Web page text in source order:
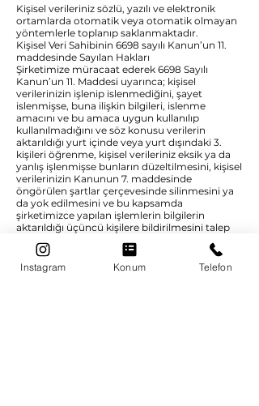
Kişisel verileriniz sözlü, yazılı ve elektronik
ortamlarda otomatik veya otomatik olmayan
yöntemlerle toplanıp saklanmaktadır.
Kişisel Veri Sahibinin 6698 sayılı Kanun’un 11.
maddesinde Sayılan Hakları
Şirketimize müracaat ederek 6698 Sayılı
Kanun’un 11. Maddesi uyarınca; kişisel
verilerinizin işlenip islenmediğini, şayet
islenmişse, buna ilişkin bilgileri, islenme
amacını ve bu amaca uygun kullanılıp
kullanılmadığını ve söz konusu verilerin
aktarıldığı yurt içinde veya yurt dışındaki 3.
kişileri öğrenme, kişisel verileriniz eksik ya da
yanlış işlenmişse bunların düzeltilmesini, kişisel
verilerinizin Kanunun 7. maddesinde
öngörülen şartlar çerçevesinde silinmesini ya
da yok edilmesini ve bu kapsamda
şirketimizce yapılan işlemlerin bilgilerin
aktarıldığı üçüncü kişilere bildirilmesini talep
etme, kişisel verilerinizin münhasıran otomatik
sistemler ile analiz edilmesi nedeniyle
aleyhinize bir sonucun ortaya çıkması halinde
buna itiraz etme ve kanuna aykırı olarak
Instagram Konum Telefon